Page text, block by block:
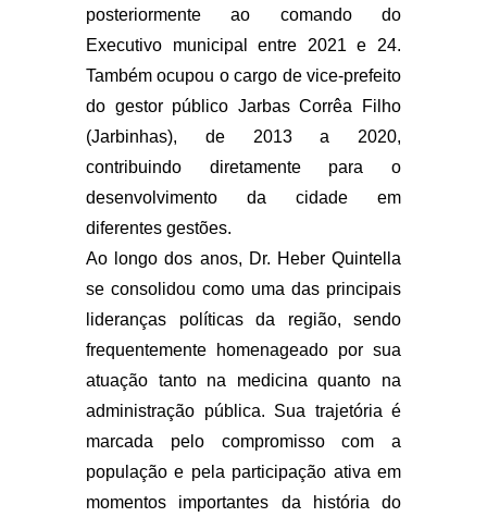
posteriormente ao comando do
Executivo municipal entre 2021 e 24.
Também ocupou o cargo de vice-prefeito
do gestor público Jarbas Corrêa Filho
(Jarbinhas), de 2013 a 2020,
contribuindo diretamente para o
desenvolvimento da cidade em
diferentes gestões.
Ao longo dos anos, Dr. Heber Quintella
se consolidou como uma das principais
lideranças políticas da região, sendo
frequentemente homenageado por sua
atuação tanto na medicina quanto na
administração pública. Sua trajetória é
marcada pelo compromisso com a
população e pela participação ativa em
momentos importantes da história do